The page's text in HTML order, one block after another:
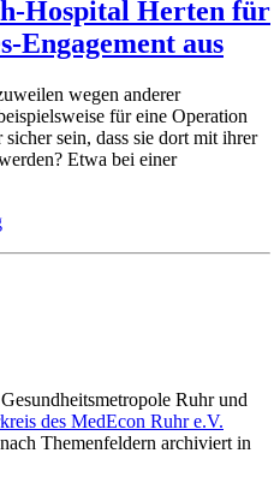
Hospital Herten für
Engagement aus
wegen anderer
für eine Operation
sein, dass sie dort mit ihrer
Etwa bei einer
Ruhr und
des MedEcon Ruhr e.V.
Themenfeldern archiviert in